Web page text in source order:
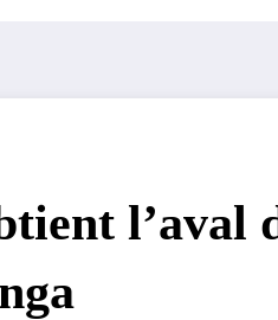
l’aval